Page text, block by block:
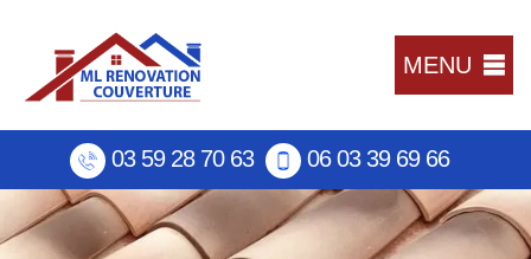
MENU
03 59 28 70 63 06 03 39 69 66